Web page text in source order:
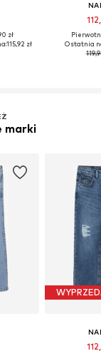
zł
115,92 zł
Ostatnia
marki